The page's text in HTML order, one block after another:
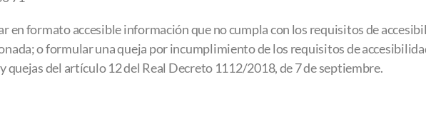
en formato accesible información que no cumpla con los requisitos de
o formular una queja por incumplimiento de los requisitos de
quejas del artículo 12 del Real Decreto 1112/2018, de 7 de septiembre.